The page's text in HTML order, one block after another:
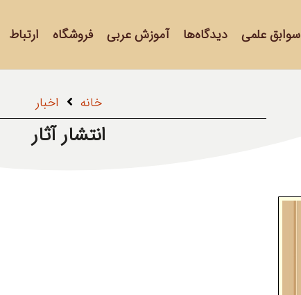
سوابق علمی دیدگاه‌ها آموزش عربی فروشگاه ارتباط
خانه اخبار
انتشار آثار